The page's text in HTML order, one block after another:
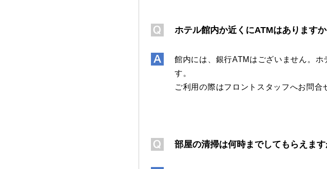
ホテル館内か近くにATMはありますか
館内には、銀行ATMはございません。
す。
ご利用の際はフロントスタッフへお問合
部屋の清掃は何時までしてもらえます